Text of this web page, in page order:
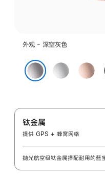
外观 - 深空灰色
银
玫
瑰
色
钛金属
提供 GPS + 蜂窝网络
抛光航空级钛金属搭配耐用的蓝